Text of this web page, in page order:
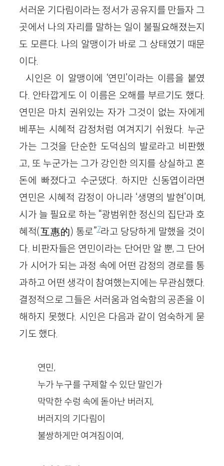
서러운 기다림이라는 정서가 공유지를 만들자 그
곳에서 나의 자리를 말하는 일이 불필요해졌는지
도 모른다. 나의 알맹이가 바로 그 상태였기 때문
이다.
시인은 이 알맹이에 ‘연민’이라는 이름을 붙였
다. 안타깝게도 이 이름은 오해를 부르기도 했다.
연민은 마치 권위있는 자가 그것이 없는 자에게
베푸는 시혜적 감정처럼 여겨지기 쉬웠다. 누군
가는 그것을 단순한 도덕심의 발로라고 비판했
고, 또 누군가는 그가 강인한 의지를 상실하고 혼
돈에 빠졌다고 수군댔다. 하지만 신동엽이라면
연민은 시혜적 감정이 아니라 ‘생명의 발현’이며,
시가 늘 필요로 하는 “광범위한 정신의 집단과 호
혜적(互惠的) 통로”7라고 당당하게 말했을 것이
다. 비판자들은 연민이라는 단어만 알 뿐, 그 단어
가 시어가 되는 과정 속에 어떤 감정의 경로를 통
과하고 어떤 생각이 참여했는지에는 무관심했다.
결정적으로 그들은 서러움과 엄숙함의 공존을 이
해하지 못했다. 시인은 다음과 같이 엄숙하게 묻
기도 했다.
연민,
누가 누구를 구제할 수 있단 말인가
막막한 수렁 속에 돋아난 버러지,
버러지의 기다림이
불쌍하게만 여겨짐이여,